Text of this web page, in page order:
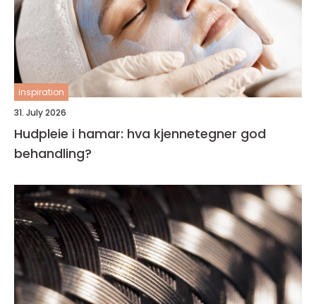
inspiration
31. July 2026
Hudpleie i hamar: hva kjennetegner god
behandling?